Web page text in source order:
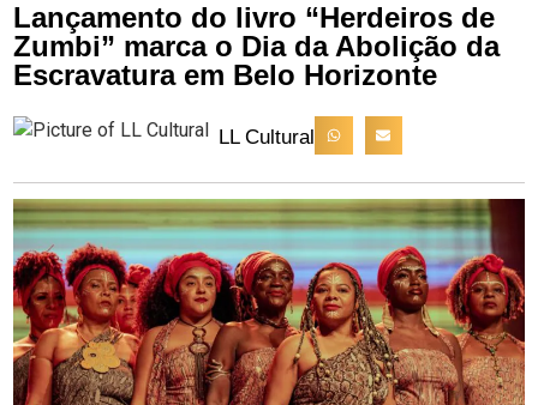
Lançamento do livro “Herdeiros de
Zumbi” marca o Dia da Abolição da
Escravatura em Belo Horizonte
LL Cultural